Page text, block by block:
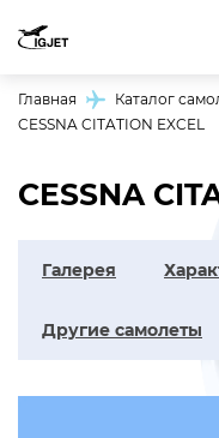
Главная Каталог
CESSNA CITATION EXCEL
CESSNA
Галерея
Другие самолеты